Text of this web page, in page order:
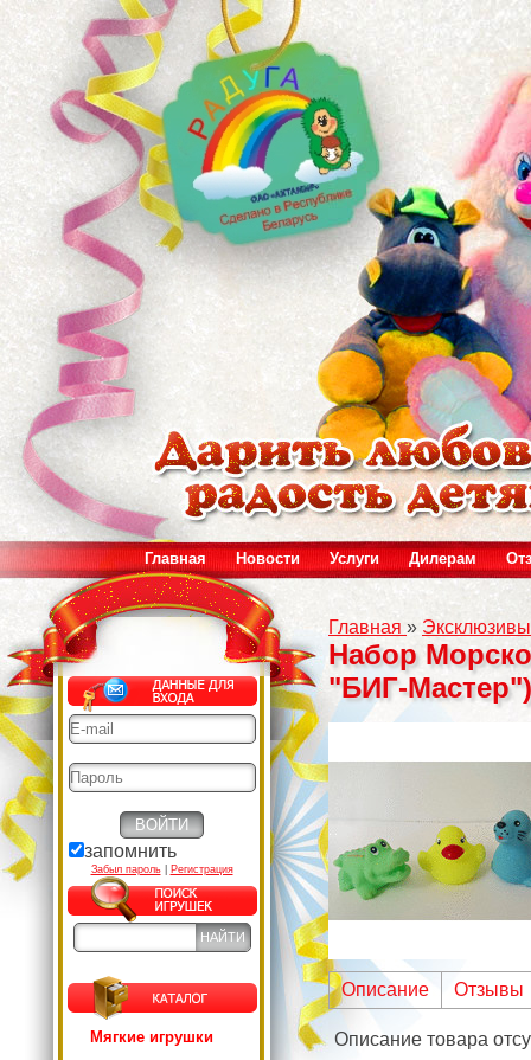
Главная Новости Услуги Дилерам
запомнить
Забыл пароль| Регистрация
Мягкие игрушки
Главная » Эксклюзивы
Набор
"БИГ-Мастер")
Описание Отзывы
Описание товара